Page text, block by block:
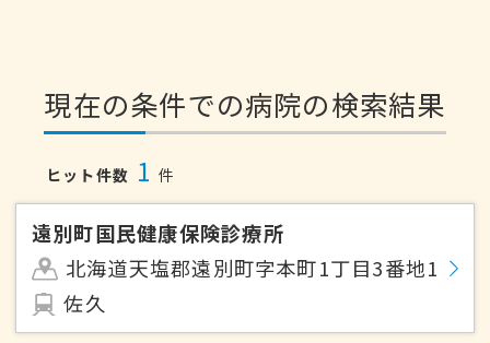
現在の条件での病院の検索結果
ヒット件数 1 件
遠別町国民健康保険診療所
北海道天塩郡遠別町字本町1丁目3番地1
佐久